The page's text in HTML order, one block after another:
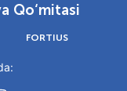
Qo‘mitasi
FORTIUS